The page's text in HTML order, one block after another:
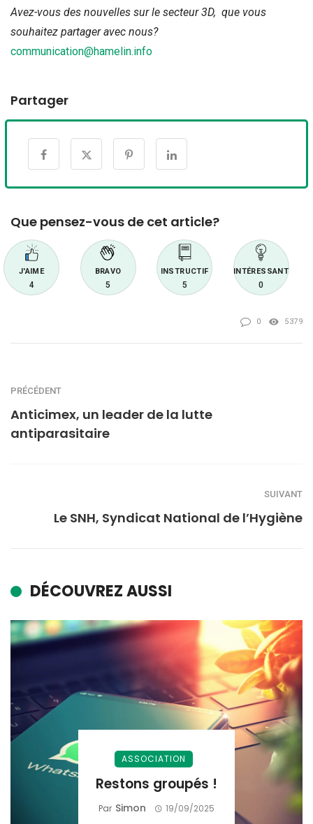
Avez-vous des nouvelles sur le secteur 3D, que vous
souhaitez partager avec nous?
communication@hamelin.info
Partager
Que pensez-vous de cet article?
J'AIME
4
BRAVO
5
INSTRUCTIF
5
INTÉRESSANT
0
0 5379
PRÉCÉDENT
Anticimex, un leader de la lutte
antiparasitaire
SUIVANT
Le SNH, Syndicat National de l’Hygiène
DÉCOUVREZ AUSSI
ASSOCIATION
Restons groupés !
Par Simon 19/09/2025